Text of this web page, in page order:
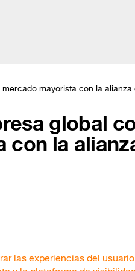
mayorista con la alianza
global
con la
las experiencias del